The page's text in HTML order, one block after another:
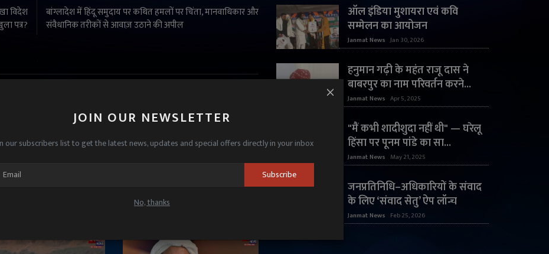
JOIN OUR NEWSLETTER
our subscribers list to get the latest news, updates and special offers directly in your inbox
Subscribe
No, thanks
विदेश
पत्र?
बांग्लादेश में हिंदू समुदाय पर कथित हमलों पर चिंता, मानवाधिकार और
संवैधानिक तरीकों से आवाज़ उठाने की अपील
ऑल इंडिया मुशायरा एवं कवि
सम्मेलन का आयोजन
Janmat News Jan 30, 2026
हनुमान गढ़ी के महंत राजू दास ने
बाबरपुर का नाम परिवर्तन करने...
Janmat News Apr 5, 2025
"मैं कभी शादीशुदा नहीं थी" — घरेलू
हिंसा पर पूनम पांडे का सा...
Janmat News May 21, 2025
जनप्रतिनिधि–अधिकारियों के संवाद
के लिए ‘संवाद सेतु’ ऐप लॉन्च
Janmat News Feb 25, 2026